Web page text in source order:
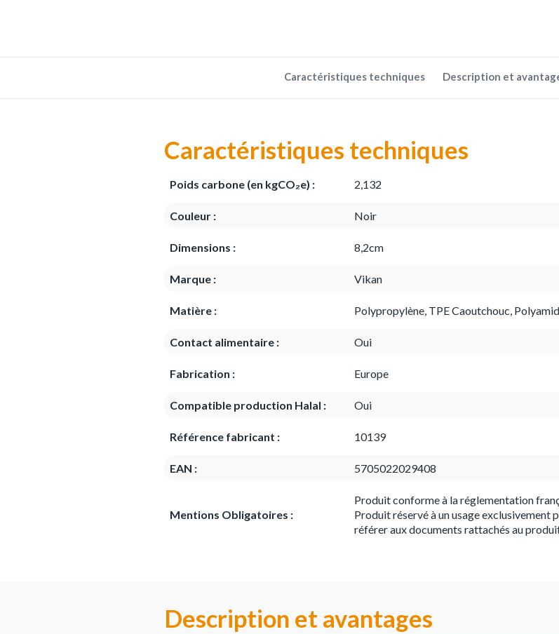
Caractéristiques techniques Description et
Caractéristiques techniques
Poids carbone (en kgCO₂e) : 2,132
Couleur : Noir
Dimensions : 8,2cm
Marque : Vikan
Matière : Polypropylène, TPE Caoutchouc,
Contact alimentaire : Oui
Fabrication : Europe
Compatible production Halal : Oui
Référence fabricant : 10139
EAN : 5705022029408
Mentions Obligatoires :
Produit conforme à la réglementation
Produit réservé à un usage exclusivement
référer aux documents rattachés au
Description et avantages